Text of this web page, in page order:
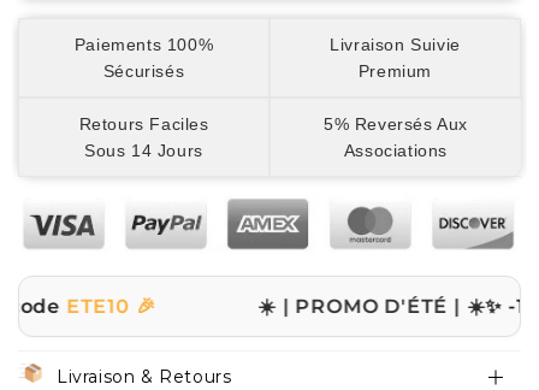
Paiements 100%
Sécurisés
Livraison Suivie
Premium
Retours Faciles
Sous 14 Jours
5% Reversés Aux
Associations
🎉 ☀️ | PROMO D'ÉTÉ | ☀️✨ -10% sur
Livraison & Retours